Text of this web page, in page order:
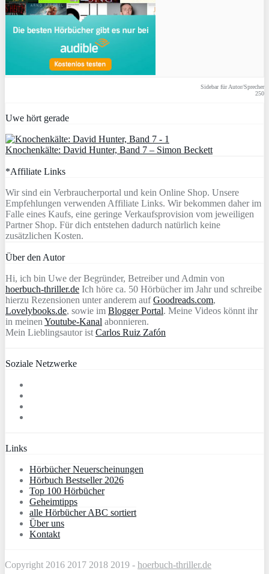
Sidebar für Autor/Sprecher
250
Uwe hört gerade
Knochenkälte: David Hunter, Band 7 – Simon Beckett
*Affiliate Links
Wir sind ein Verbraucherportal und kein Online Shop. Unsere
Empfehlungen verwenden Affiliate Links. Wir bekommen daher im
Falle eines Kaufs, eine geringe Verkaufsprovision vom jeweiligen
Partner Shop. Für dich entstehen dadurch natürlich keine
zusätzlichen Kosten.
Über den Autor
Hi, ich bin Uwe der Begründer, Betreiber und Admin von
hoerbuch-thriller.de Ich höre ca. 50 Hörbücher im Jahr und schreibe
hierzu Rezensionen unter anderem aufGoodreads.com,
Lovelybooks.de, sowie im Blogger Portal. Meine Videos könnt ihr
in meinen Youtube-Kanal abonnieren.
Mein Lieblingsautor ist Carlos Ruiz Zafón
Soziale Netzwerke
Links
Hörbücher Neuerscheinungen
Hörbuch Bestseller 2026
Top 100 Hörbücher
Geheimtipps
alle Hörbücher ABC sortiert
Über uns
Kontakt
Copyright 2016 2017 2018 2019 - hoerbuch-thriller.de